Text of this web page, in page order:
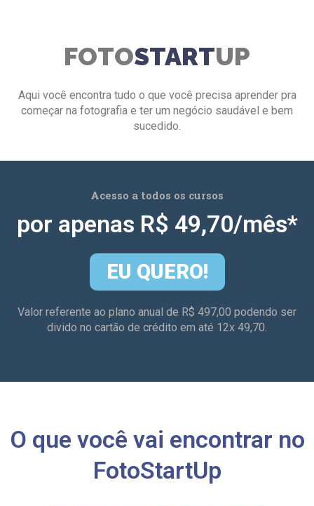
FOTOSTARTUP
Aqui você encontra tudo o que você precisa aprender pra
começar na fotografia e ter um negócio saudável e bem
sucedido.
Acesso a todos os cursos
por apenas R$ 49,70/mês*
EU QUERO!
Valor referente ao plano anual de R$ 497,00 podendo ser
divido no cartão de crédito em até 12x 49,70.
O que você vai encontrar no
FotoStartUp